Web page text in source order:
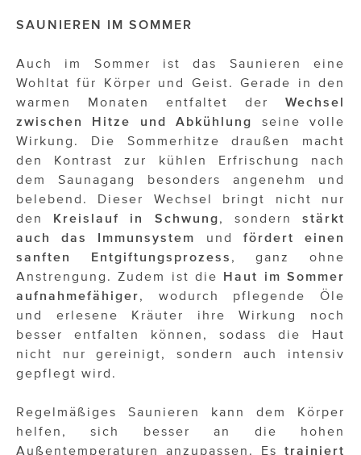
SAUNIEREN IM SOMMER
Auch im Sommer ist das Saunieren eine
Wohltat für Körper und Geist. Gerade in den
warmen Monaten entfaltet der Wechsel
zwischen Hitze und Abkühlung
seine volle
Wirkung. Die Sommerhitze draußen macht
den Kontrast zur kühlen Erfrischung nach
dem Saunagang besonders angenehm und
belebend. Dieser Wechsel bringt nicht nur
den Kreislauf in Schwung, sondernstärkt
auch das Immunsystem
und fördert einen
sanften Entgiftungsprozess , ganz ohne
Anstrengung. Zudem ist die Haut im Sommer
aufnahmefähiger, wodurch pflegende Öle
und erlesene Kräuter ihre Wirkung noch
besser entfalten können, sodass die Haut
nicht nur gereinigt, sondern auch intensiv
gepflegt wird.
Regelmäßiges Saunieren kann dem Körper
helfen, sich besser an die hohen
Außentemperaturen anzupassen. Es trainiert